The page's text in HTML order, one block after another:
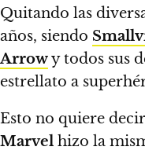
Quitando las
años, siendo
Arrowy todos sus
estrellato a
Esto no quiere
Marvel hizo la